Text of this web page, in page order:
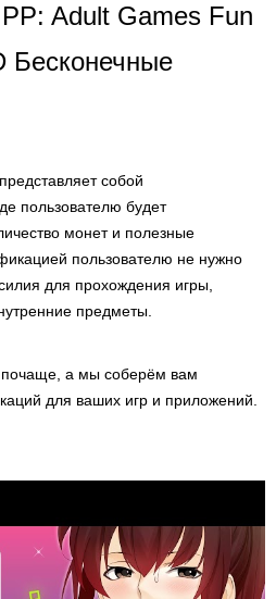
Adult Games Fun
Бесконечные
собой
пользователю будет
монет и полезные
пользователю не нужно
для прохождения игры,
предметы.
почаще, а мы соберём вам
для ваших игр и приложений.